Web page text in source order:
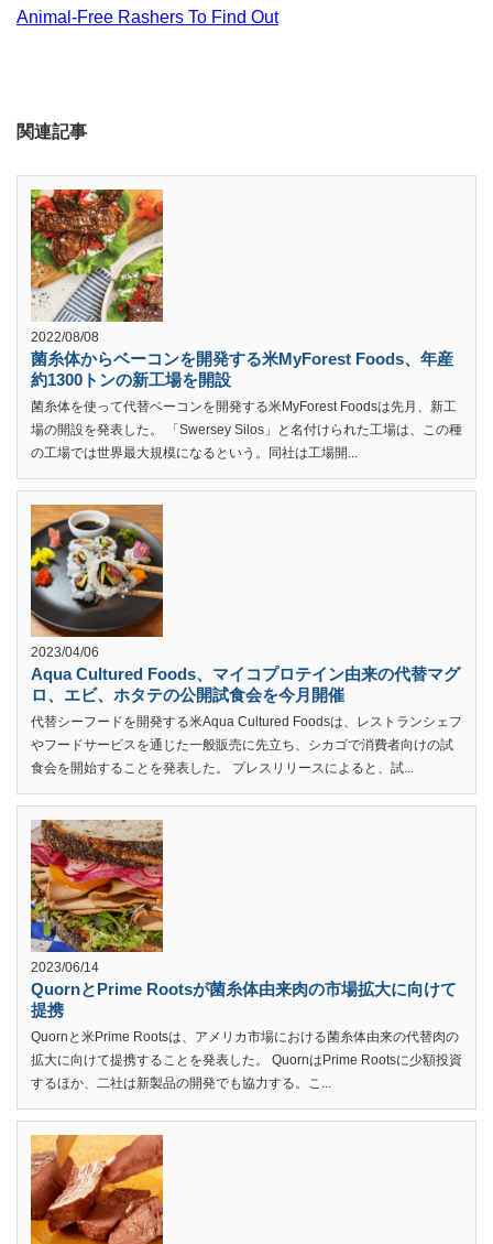
Animal-Free Rashers To Find Out
関連記事
2022/08/08
菌糸体からベーコンを開発する米MyForest Foods、年産
約1300トンの新工場を開設
菌糸体を使って代替ベーコンを開発する米MyForest Foodsは先月、新工
場の開設を発表した。 「Swersey Silos」と名付けられた工場は、この種
の工場では世界最大規模になるという。同社は工場開...
2023/04/06
Aqua Cultured Foods、マイコプロテイン由来の代替マグ
ロ、エビ、ホタテの公開試食会を今月開催
代替シーフードを開発する米Aqua Cultured Foodsは、レストランシェフ
やフードサービスを通じた一般販売に先立ち、シカゴで消費者向けの試
食会を開始することを発表した。 プレスリリースによると、試...
2023/06/14
QuornとPrime Rootsが菌糸体由来肉の市場拡大に向けて
提携
Quornと米Prime Rootsは、アメリカ市場における菌糸体由来の代替肉の
拡大に向けて提携することを発表した。 QuornはPrime Rootsに少額投資
するほか、二社は新製品の開発でも協力する。こ...